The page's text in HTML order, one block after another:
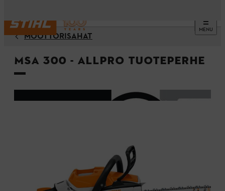
MENU
MOOTTORISAHAT
MSA 300 - ALLPRO Tuoteperhe